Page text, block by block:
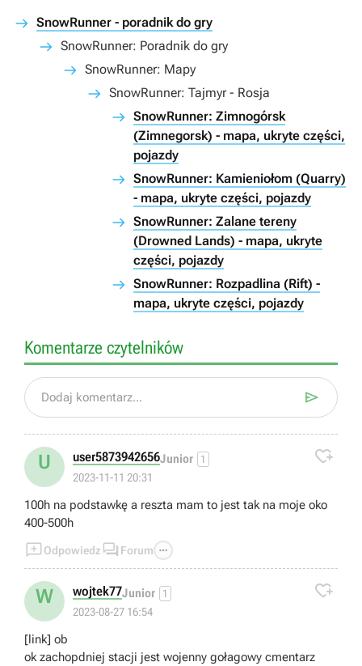
SnowRunner - poradnik do gry
SnowRunner: Poradnik do gry
SnowRunner: Mapy
SnowRunner: Tajmyr - Rosja
SnowRunner: Zimnogórsk
(Zimnegorsk) - mapa, ukryte części,
pojazdy
SnowRunner: Kamieniołom (Quarry)
- mapa, ukryte części, pojazdy
SnowRunner: Zalane tereny
(Drowned Lands) - mapa, ukryte
części, pojazdy
SnowRunner: Rozpadlina (Rift) -
mapa, ukryte części, pojazdy
Komentarze czytelników
Dodaj komentarz... 
U user5873942656Junior 1
2023-11-11 20:31

100h na podstawkę a reszta mam to jest tak na moje oko
400-500h
Odpowiedz  Forum 
W wojtek77Junior 1
2023-08-27 16:54

[link] ob
ok zachopdniej stacji jest wojenny gołagowy cmentarz